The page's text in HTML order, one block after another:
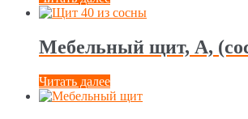
Мебельный щит, А,
Читать далее